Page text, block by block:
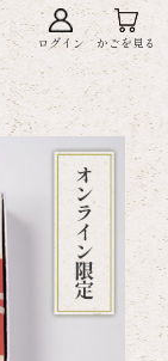
ログイン かごを見る